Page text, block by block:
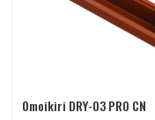
Omoikiri DRY-03 PRO CN